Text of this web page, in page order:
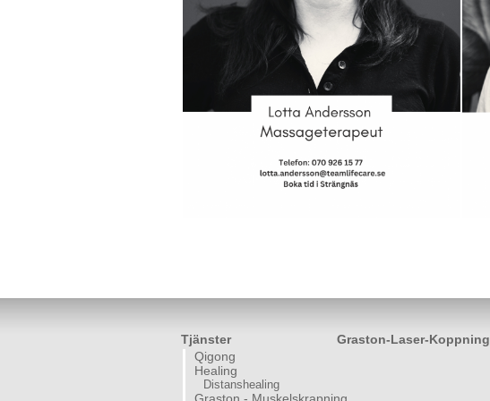
Tjänster
Qigong
Healing
Distanshealing
Graston-Laser-Koppning